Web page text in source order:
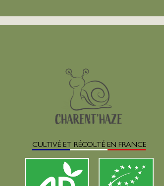
CULTIVÉ ET RÉCOLTÉ EN FRANCE